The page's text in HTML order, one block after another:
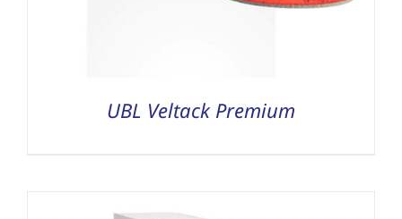
UBL Veltack Premium